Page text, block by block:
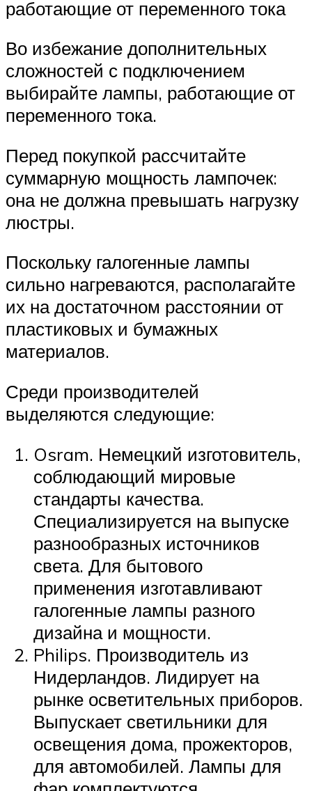
работающие от переменного тока
Во избежание дополнительных
сложностей с подключением
выбирайте лампы, работающие от
переменного тока.
Перед покупкой рассчитайте
суммарную мощность лампочек:
она не должна превышать нагрузку
люстры.
Поскольку галогенные лампы
сильно нагреваются, располагайте
их на достаточном расстоянии от
пластиковых и бумажных
материалов.
Среди производителей
выделяются следующие:
Osram. Немецкий изготовитель,
соблюдающий мировые
стандарты качества.
Специализируется на выпуске
разнообразных источников
света. Для бытового
применения изготавливают
галогенные лампы разного
дизайна и мощности.
Philips. Производитель из
Нидерландов. Лидирует на
рынке осветительных приборов.
Выпускает светильники для
освещения дома, прожекторов,
для автомобилей. Лампы для